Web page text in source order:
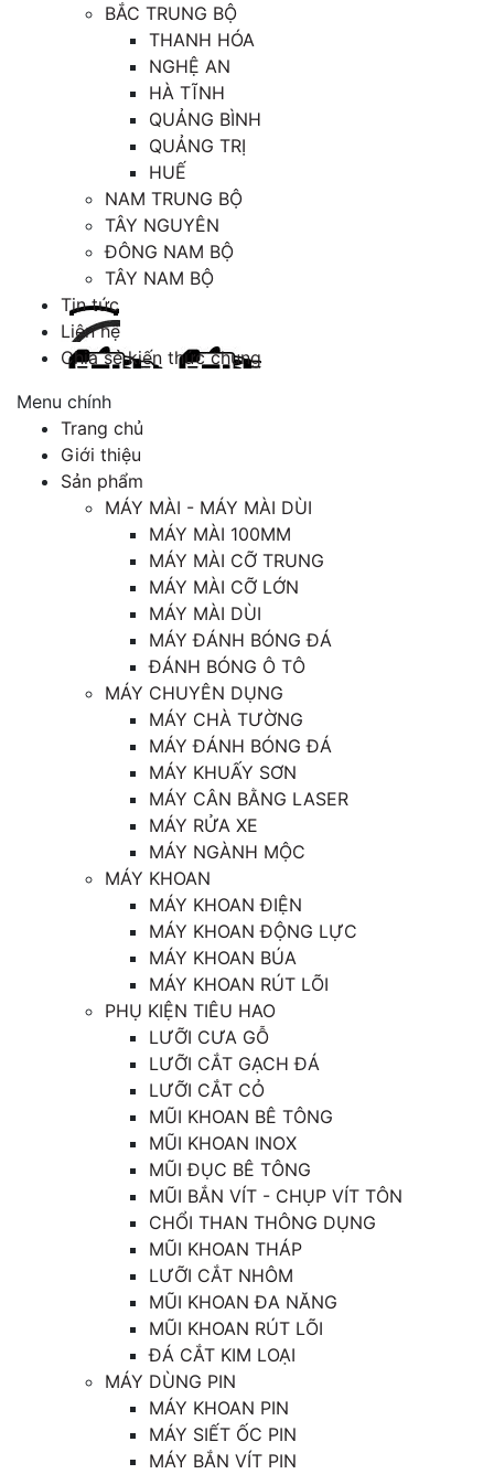
BẮC TRUNG BỘ
THANH HÓA
NGHỆ AN
HÀ TĨNH
QUẢNG BÌNH
QUẢNG TRỊ
HUẾ
NAM TRUNG BỘ
TÂY NGUYÊN
ĐÔNG NAM BỘ
TÂY NAM BỘ
Tin tức
Liên hệ
Chia sẻ kiến thức chung
Menu chính
Trang chủ
Giới thiệu
Sản phẩm
MÁY MÀI - MÁY MÀI DÙI
MÁY MÀI 100MM
MÁY MÀI CỠ TRUNG
MÁY MÀI CỠ LỚN
MÁY MÀI DÙI
MÁY ĐÁNH BÓNG ĐÁ
ĐÁNH BÓNG Ô TÔ
MÁY CHUYÊN DỤNG
MÁY CHÀ TƯỜNG
MÁY ĐÁNH BÓNG ĐÁ
MÁY KHUẤY SƠN
MÁY CÂN BẰNG LASER
MÁY RỬA XE
MÁY NGÀNH MỘC
MÁY KHOAN
MÁY KHOAN ĐIỆN
MÁY KHOAN ĐỘNG LỰC
MÁY KHOAN BÚA
MÁY KHOAN RÚT LÕI
PHỤ KIỆN TIÊU HAO
LƯỠI CƯA GỖ
LƯỠI CẮT GẠCH ĐÁ
LƯỠI CẮT CỎ
MŨI KHOAN BÊ TÔNG
MŨI KHOAN INOX
MŨI ĐỤC BÊ TÔNG
MŨI BẮN VÍT - CHỤP VÍT TÔN
CHỔI THAN THÔNG DỤNG
MŨI KHOAN THÁP
LƯỠI CẮT NHÔM
MŨI KHOAN ĐA NĂNG
MŨI KHOAN RÚT LÕI
ĐÁ CẮT KIM LOẠI
MÁY DÙNG PIN
MÁY KHOAN PIN
MÁY SIẾT ỐC PIN
MÁY BẮN VÍT PIN